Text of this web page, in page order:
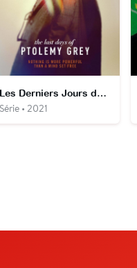
Les Derniers Jours de Ptolemy Grey
• 2021